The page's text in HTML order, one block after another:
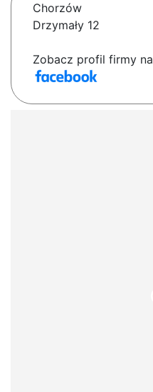
Chorzów
Drzymały 12
Zobacz profil firmy na